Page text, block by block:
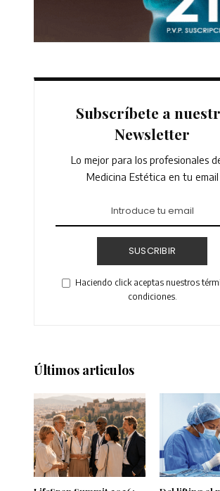
Subscríbete a
Newsletter
Lo mejor para los profesionales
Medicina Estética en tu email
SUSCRIBIR
Haciendo click aceptas nuestros
condiciones.
Últimos articulos